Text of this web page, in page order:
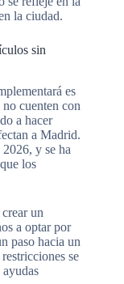
la ciudad.
sin
es
cuenten con
a hacer
a Madrid.
y se ha
los
un
a optar por
paso hacia un
se